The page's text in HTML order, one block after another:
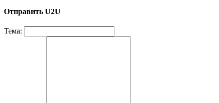
Отправить U2U
Тема: